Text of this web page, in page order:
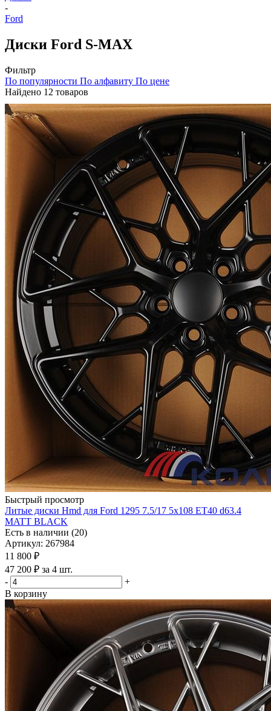
-
Ford
Диски Ford S-MAX
Фильтр
По популярности По алфавиту По цене
Найдено 12 товаров
Быстрый просмотр
Литые диски Hmd для Ford 1295 7.5/17 5x108 ET40 d63.4
MATT BLACK
Есть в наличии (20)
Артикул: 267984
11 800 ₽
47 200 ₽ за 4 шт.
-
+
В корзину